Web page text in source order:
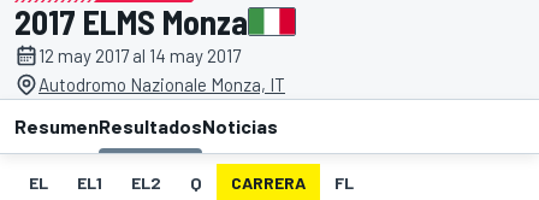
presentado por
2017 ELMS Monza
12 may 2017 al 14 may 2017
Autodromo Nazionale Monza, IT
ResumenResultadosNoticias
EL EL1 EL2 Q CARRERA FL